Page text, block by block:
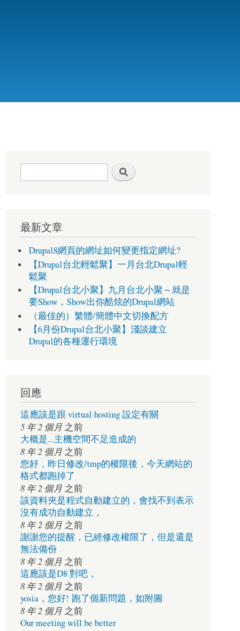
搜尋表單
最新文章
Drupal8網頁的網址如何變更指定網址?
【Drupal台北輕鬆聚】一月台北Drupal輕
鬆聚
【Drupal台北小聚】九月台北小聚～就是
要Show，Show出你酷炫的Drupal網站
（最佳的）繁體/簡體中文切換配方
【6月份Drupal台北小聚】淺談建立
Drupal的各種運行環境
回應
這應該是跟 virtual hosting 設定有關
5 年 2 個月之前
大概是...主機空間不足造成的
8 年 2 個月之前
您好，昨日修改/tmp的權限後，今天網站的
格式都跑掉了
8 年 2 個月之前
該資料夾是程式自動建立的，會找不到表示
沒有成功自動建立，
8 年 2 個月之前
謝謝您的提醒，已經修改權限了，但是還是
無法備份
8 年 2 個月之前
這應該是D8 對吧，
8 年 2 個月之前
yosia，您好! 跑了個新問題，如附圖
8 年 2 個月之前
Our meeting will be better